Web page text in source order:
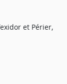
et Périer,